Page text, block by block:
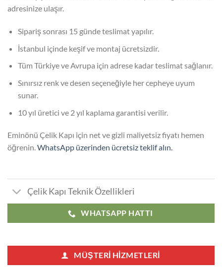
adresinize ulaşır.
Sipariş sonrası 15 günde teslimat yapılır.
İstanbul içinde keşif ve montaj ücretsizdir.
Tüm Türkiye ve Avrupa için adrese kadar teslimat sağlanır.
Sınırsız renk ve desen seçeneğiyle her cepheye uyum
sunar.
10 yıl üretici ve 2 yıl kaplama garantisi verilir.
Eminönü Çelik Kapı için net ve gizli maliyetsiz fiyatı hemen
öğrenin.WhatsApp üzerinden ücretsiz teklif alın.
Çelik Kapı Teknik Özellikleri
WHATSAPP HATTI
MÜŞTERI HIZMETLERI